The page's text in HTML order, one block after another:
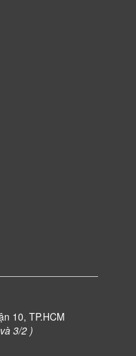
10, TP.HCM
3/2 )